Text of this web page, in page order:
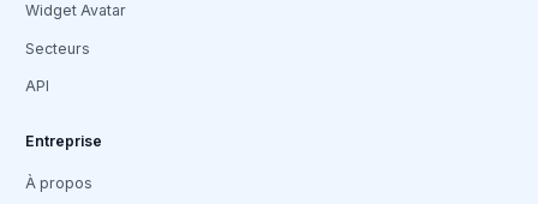
Widget Avatar
Secteurs
API
Entreprise
À propos